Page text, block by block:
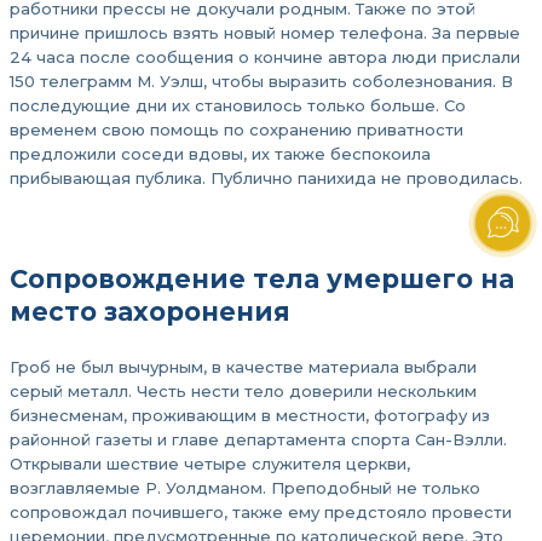
работники прессы не докучали родным. Также по этой
причине пришлось взять новый номер телефона. За первые
24 часа после сообщения о кончине автора люди прислали
150 телеграмм М. Уэлш, чтобы выразить соболезнования. В
последующие дни их становилось только больше. Со
временем свою помощь по сохранению приватности
предложили соседи вдовы, их также беспокоила
прибывающая публика. Публично панихида не проводилась.
Сопровождение тела умершего на
место захоронения
Гроб не был вычурным, в качестве материала выбрали
серый металл. Честь нести тело доверили нескольким
бизнесменам, проживающим в местности, фотографу из
районной газеты и главе департамента спорта Сан-Вэлли.
Открывали шествие четыре служителя церкви,
возглавляемые Р. Уолдманом. Преподобный не только
сопровождал почившего, также ему предстояло провести
церемонии, предусмотренные по католической вере. Это